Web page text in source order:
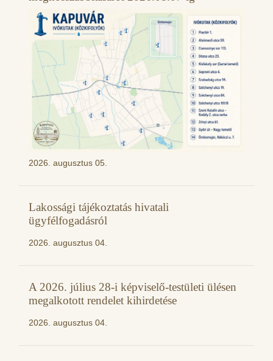
2026. augusztus 05.
Lakossági tájékoztatás hivatali
ügyfélfogadásról
2026. augusztus 04.
A 2026. július 28-i képviselő-testületi ülésen
megalkotott rendelet kihirdetése
2026. augusztus 04.